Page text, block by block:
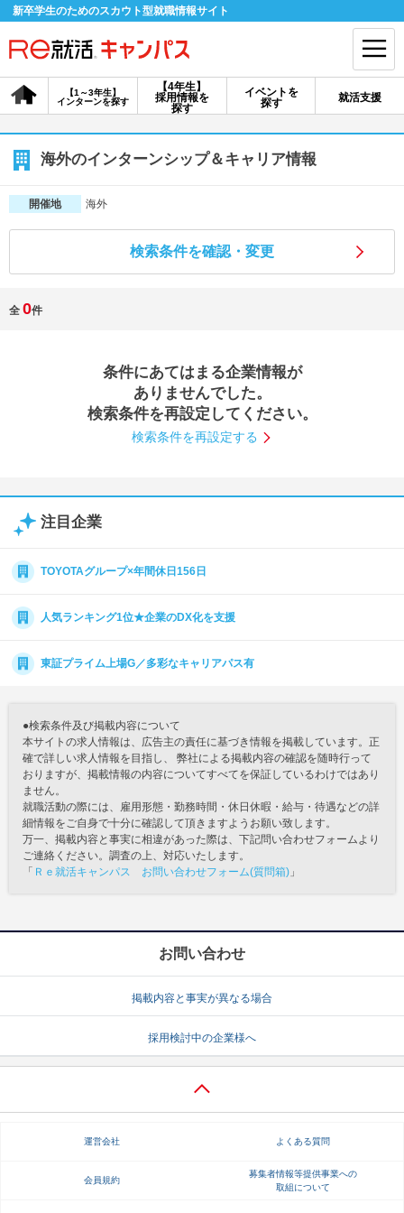
新卒学生のためのスカウト型就職情報サイト
【4年生】
採用情報を
探す
【1～3年生】
インターンを探す
イベントを
探す
就活支援
会員登録 ログイン
会員ID・パスワードを忘れた方はこちら
探す
【4年生】
【1～3年生】
就活ノウハウ・サポート
就活支援
あなたに合う仕事を診断！
就活ニュースペーパー
海外のインターンシップ＆キャリア情報
開催地 海外
検索条件を確認・変更
全 0件
条件にあてはまる企業情報が
ありませんでした。
検索条件を再設定してください。
検索条件を再設定する
注目企業
TOYOTAグループ×年間休日156日
人気ランキング1位★企業のDX化を支援
東証プライム上場G／多彩なキャリアパス有
●検索条件及び掲載内容について
本サイトの求人情報は、広告主の責任に基づき情報を掲載しています。正
確で詳しい求人情報を目指し、 弊社による掲載内容の確認を随時行って
おりますが、掲載情報の内容についてすべてを保証しているわけではあり
ません。
就職活動の際には、雇用形態・勤務時間・休日休暇・給与・待遇などの詳
細情報をご自身で十分に確認して頂きますようお願い致します。
万一、掲載内容と事実に相違があった際は、下記問い合わせフォームより
ご連絡ください。調査の上、対応いたします。
「 Ｒｅ就活キャンパス お問い合わせフォーム(質問箱) 」
お問い合わせ
掲載内容と事実が異なる場合
採用検討中の企業様へ
運営会社 よくある質問
会員規約
募集者情報等提供事業への
取組について